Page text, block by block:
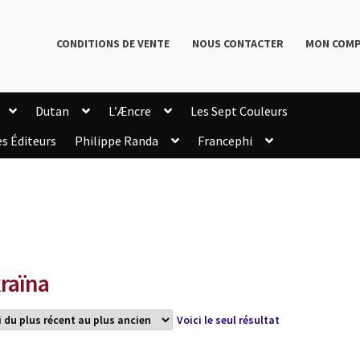
CONDITIONS DE VENTE NOUS CONTACTER MON
Dutan L’Æncre
Les Sept Couleurs
Éditeurs Philippe Randa
Francephi
Voici le seul résultat